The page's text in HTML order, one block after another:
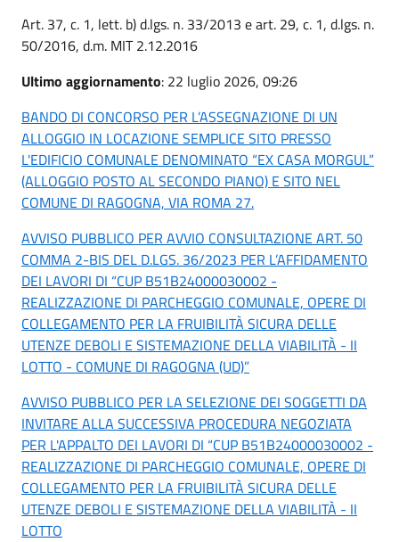
Art. 37, c. 1, lett. b) d.lgs. n. 33/2013 e art. 29, c. 1, d.lgs. n.
50/2016, d.m. MIT 2.12.2016
Ultimo aggiornamento: 22 luglio 2026, 09:26
BANDO DI CONCORSO PER L’ASSEGNAZIONE DI UN
ALLOGGIO IN LOCAZIONE SEMPLICE SITO PRESSO
L'EDIFICIO COMUNALE DENOMINATO “EX CASA MORGUL”
(ALLOGGIO POSTO AL SECONDO PIANO) E SITO NEL
COMUNE DI RAGOGNA, VIA ROMA 27.
AVVISO PUBBLICO PER AVVIO CONSULTAZIONE ART. 50
COMMA 2-BIS DEL D.LGS. 36/2023 PER L’AFFIDAMENTO
DEI LAVORI DI “CUP B51B24000030002 -
REALIZZAZIONE DI PARCHEGGIO COMUNALE, OPERE DI
COLLEGAMENTO PER LA FRUIBILITÀ SICURA DELLE
UTENZE DEBOLI E SISTEMAZIONE DELLA VIABILITÀ - II
LOTTO - COMUNE DI RAGOGNA (UD)”
AVVISO PUBBLICO PER LA SELEZIONE DEI SOGGETTI DA
INVITARE ALLA SUCCESSIVA PROCEDURA NEGOZIATA
PER L'APPALTO DEI LAVORI DI “CUP B51B24000030002 -
REALIZZAZIONE DI PARCHEGGIO COMUNALE, OPERE DI
COLLEGAMENTO PER LA FRUIBILITÀ SICURA DELLE
UTENZE DEBOLI E SISTEMAZIONE DELLA VIABILITÀ - II
LOTTO